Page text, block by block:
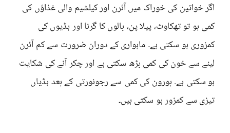
اگر خواتین کی خوراک میں آئرن اور کیلشیم والی غذاؤں کی
کمی ہو تو تھکاوٹ، پیلا پن، بالوں کا گرنا اور ہڈیوں کی
کمزوری ہو سکتی ہے۔ ماہواری کے دوران ضرورت سے کم آئرن
لینے سے خون کی کمی بڑھ سکتی ہے اور چکر آنے کی شکایت
ہو سکتی ہے۔ بورون کی کمی سے رجونورتی کے بعد ہڈیاں
تیزی سے کمزور ہو سکتی ہیں۔